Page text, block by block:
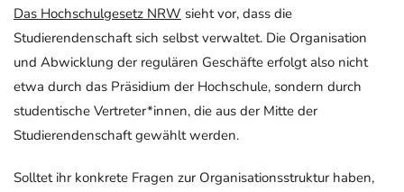
Das Hochschulgesetz NRW sieht vor, dass die
Studierendenschaft sich selbst verwaltet. Die Organisation
und Abwicklung der regulären Geschäfte erfolgt also nicht
etwa durch das Präsidium der Hochschule, sondern durch
studentische Vertreter*innen, die aus der Mitte der
Studierendenschaft gewählt werden.
Solltet ihr konkrete Fragen zur Organisationsstruktur haben,